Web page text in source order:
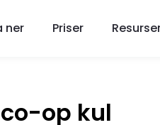
ner Priser
op kul